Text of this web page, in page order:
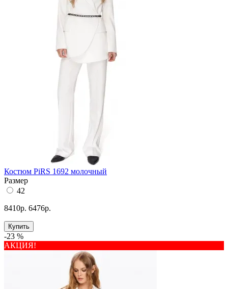
Костюм PiRS 1692 молочный
Размер
42
8410р. 6476р.
Купить
-23 %
АКЦИЯ!